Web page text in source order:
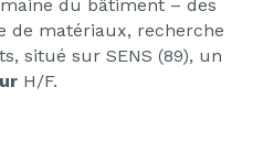
du bâtiment – des
de matériaux, recherche
situé sur SENS (89), un
H/F.